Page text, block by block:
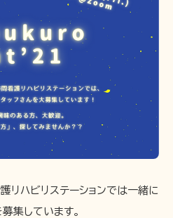
リハビリステーションでは一緒に
集しています。